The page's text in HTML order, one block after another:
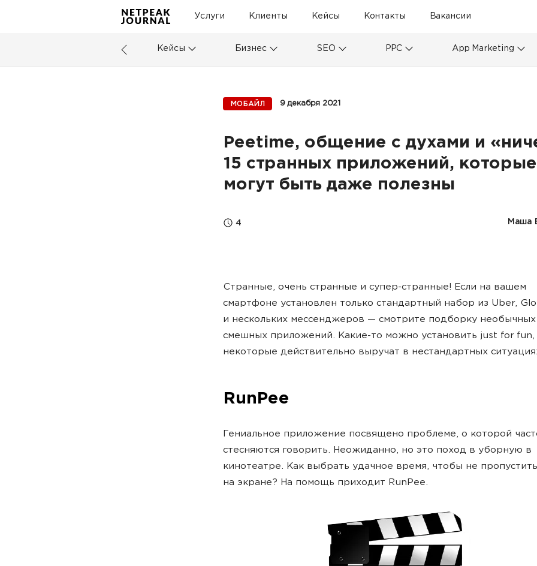
Услуги Клиенты Кейсы Контакты Вакансии
Кейсы Бизнес SEO PPC App Marketing
МОБАЙЛ 9 декабря 2021
Peetime, общение с духами и
15 странных приложений, которые
могут быть даже полезны
4 Маша
Странные, очень странные и супер-странные! Если на вашем
смартфоне установлен только стандартный набор из Uber,
и нескольких мессенджеров — смотрите подборку необычных
смешных приложений. Какие-то можно установить just for fun,
некоторые действительно выручат в нестандартных
RunPee
Гениальное приложение посвящено проблеме, о которой
стесняются говорить. Неожиданно, но это поход в уборную в
кинотеатре. Как выбрать удачное время, чтобы не
на экране? На помощь приходит RunPee.